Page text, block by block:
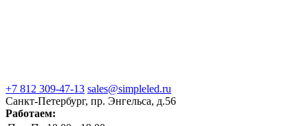
+7 812 309-47-13 sales@simpleled.ru
Санкт-Петербург, пр. Энгельса, д.56
Работаем: